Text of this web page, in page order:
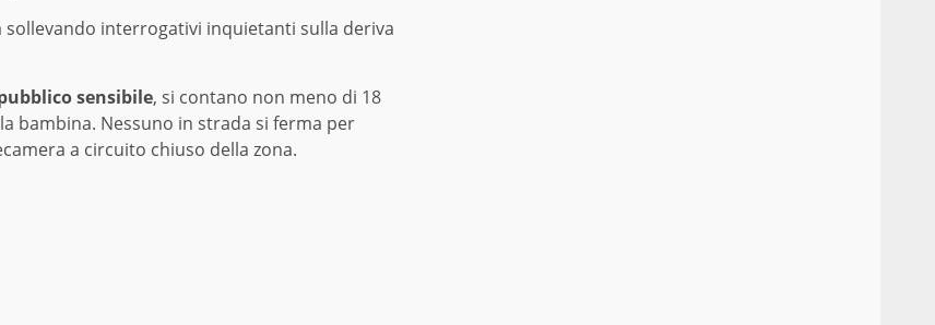
sollevando interrogativi inquietanti sulla deriva
sensibile, si contano non meno di 18
bambina. Nessuno in strada si ferma per
a circuito chiuso della zona.